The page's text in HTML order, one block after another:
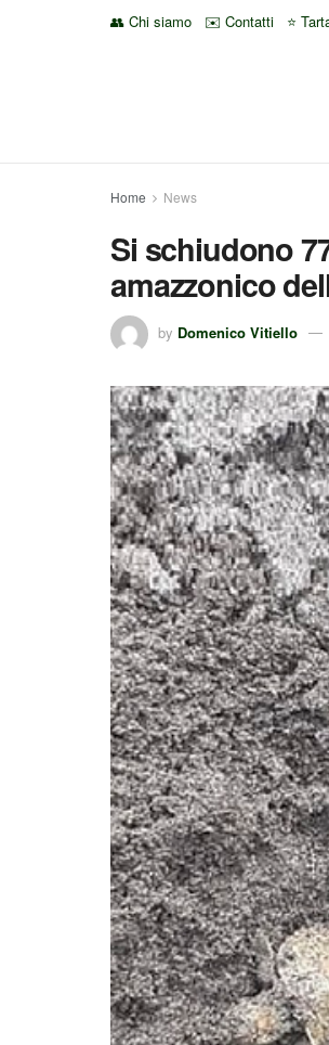
👥 Chi siamo ✉️ Contatti ⭐
Home News
Si schiudono
amazzonico
by Domenico Vitiello